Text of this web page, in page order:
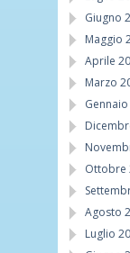
Giugno
Maggio
Aprile
Marzo
Ottobre
Agosto
Luglio